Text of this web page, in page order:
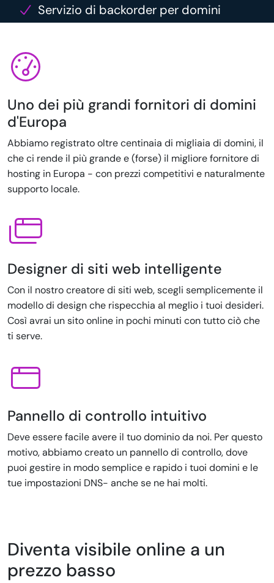
Servizio di backorder per domini
Uno dei più grandi fornitori di domini
d'Europa
Abbiamo registrato oltre centinaia di migliaia di domini, il
che ci rende il più grande e (forse) il migliore fornitore di
hosting in Europa - con prezzi competitivi e naturalmente
supporto locale.
Designer di siti web intelligente
Con il nostro creatore di siti web, scegli semplicemente il
modello di design che rispecchia al meglio i tuoi desideri.
Così avrai un sito online in pochi minuti con tutto ciò che
ti serve.
Pannello di controllo intuitivo
Deve essere facile avere il tuo dominio da noi. Per questo
motivo, abbiamo creato un pannello di controllo, dove
puoi gestire in modo semplice e rapido i tuoi domini e le
tue impostazioni DNS- anche se ne hai molti.
Diventa visibile online a un
prezzo basso